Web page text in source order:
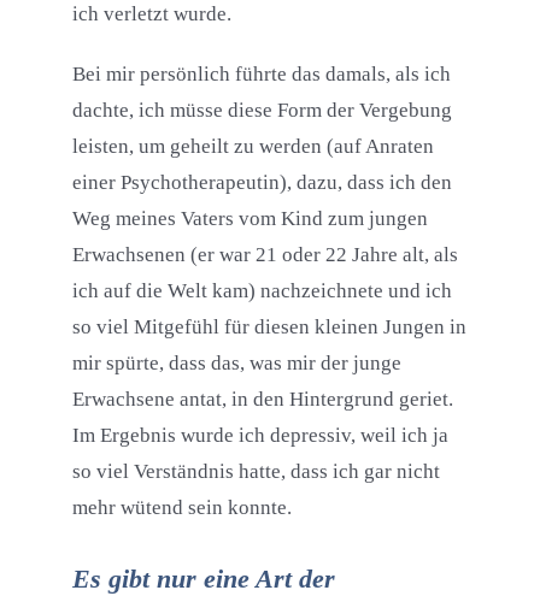
ich verletzt wurde.
Bei mir persönlich führte das damals, als ich
dachte, ich müsse diese Form der Vergebung
leisten, um geheilt zu werden (auf Anraten
einer Psychotherapeutin), dazu, dass ich den
Weg meines Vaters vom Kind zum jungen
Erwachsenen (er war 21 oder 22 Jahre alt, als
ich auf die Welt kam) nachzeichnete und ich
so viel Mitgefühl für diesen kleinen Jungen in
mir spürte, dass das, was mir der junge
Erwachsene antat, in den Hintergrund geriet.
Im Ergebnis wurde ich depressiv, weil ich ja
so viel Verständnis hatte, dass ich gar nicht
mehr wütend sein konnte.
Es gibt nur eine Art der